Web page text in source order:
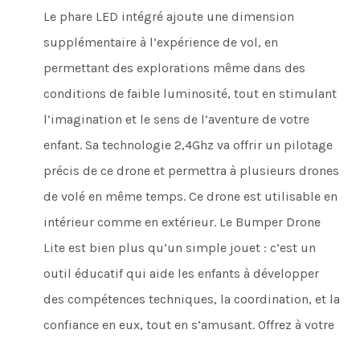
Le phare LED intégré ajoute une dimension
supplémentaire à l’expérience de vol, en
permettant des explorations même dans des
conditions de faible luminosité, tout en stimulant
l’imagination et le sens de l’aventure de votre
enfant. Sa technologie 2,4Ghz va offrir un pilotage
précis de ce drone et permettra à plusieurs drones
de volé en même temps. Ce drone est utilisable en
intérieur comme en extérieur. Le Bumper Drone
Lite est bien plus qu’un simple jouet : c’est un
outil éducatif qui aide les enfants à développer
des compétences techniques, la coordination, et la
confiance en eux, tout en s’amusant. Offrez à votre